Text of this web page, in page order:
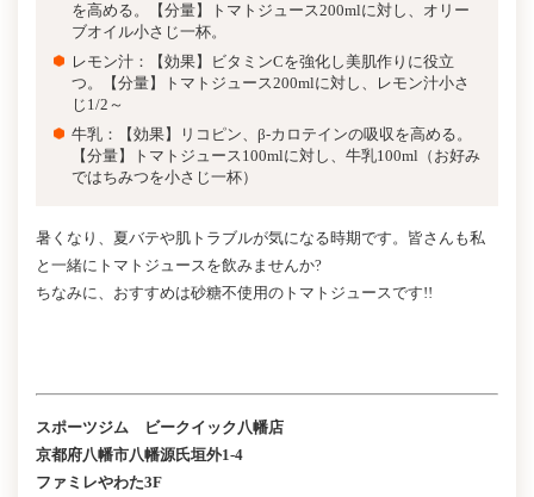
を高める。【分量】トマトジュース200mlに対し、オリー
ブオイル小さじ一杯。
レモン汁：【効果】ビタミンCを強化し美肌作りに役立
つ。【分量】トマトジュース200mlに対し、レモン汁小さ
じ1/2～
牛乳：【効果】リコピン、β-カロテインの吸収を高める。
【分量】トマトジュース100mlに対し、牛乳100ml（お好み
ではちみつを小さじ一杯）
暑くなり、夏バテや肌トラブルが気になる時期です。皆さんも私
と一緒にトマトジュースを飲みませんか?
ちなみに、おすすめは砂糖不使用のトマトジュースです!!
スポーツジム ビークイック八幡店
京都府八幡市八幡源氏垣外1-4
ファミレやわた3F